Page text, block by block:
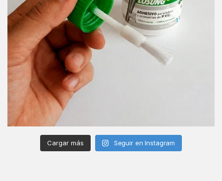
Cargar más Seguir en Instagram